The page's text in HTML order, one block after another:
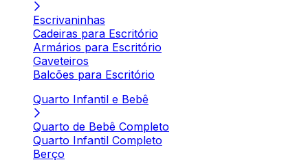
Escrivaninhas
Cadeiras para Escritório
Armários para Escritório
Gaveteiros
Balcões para Escritório
Quarto Infantil e Bebê
Quarto de Bebê Completo
Quarto Infantil Completo
Berço